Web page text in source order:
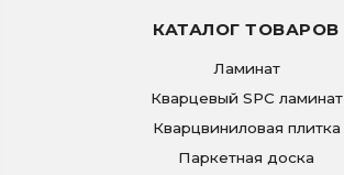
КАТАЛОГ ТОВАРОВ
Ламинат
Кварцевый SPC ламинат
Кварцвиниловая плитка
Паркетная доска